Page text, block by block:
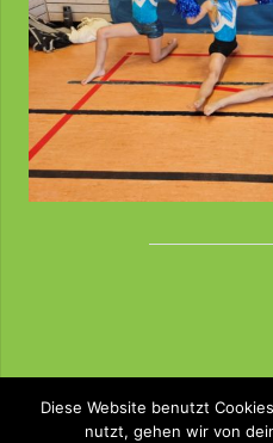
Diese Website benutzt
nutzt, gehen wir von